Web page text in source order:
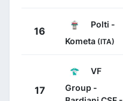
16
Polti -
Kometa (ITA)
17
VF
Group -